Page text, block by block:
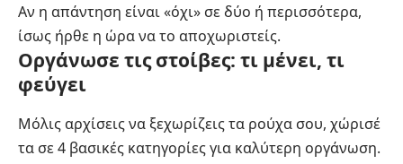
Αν η απάντηση είναι «όχι» σε δύο ή περισσότερα,
ίσως ήρθε η ώρα να το αποχωριστείς.
Οργάνωσε τις στοίβες: τι μένει, τι
φεύγει
Μόλις αρχίσεις να ξεχωρίζεις τα ρούχα σου, χώρισέ
τα σε 4 βασικές κατηγορίες για καλύτερη οργάνωση.